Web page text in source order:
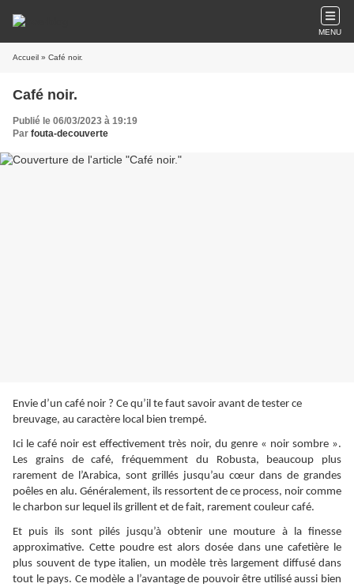
MENU
Accueil » Café noir.
Café noir.
Publié le 06/03/2023 à 19:19
Par fouta-decouverte
Envie d’un café noir ? Ce qu’il te faut savoir avant de tester ce
breuvage, au caractère local bien trempé.
Ici le café noir est effectivement très noir, du genre « noir sombre ».
Les grains de café, fréquemment du Robusta, beaucoup plus
rarement de l’Arabica, sont grillés jusqu’au cœur dans de grandes
poêles en alu. Généralement, ils ressortent de ce process, noir comme
le charbon sur lequel ils grillent et de fait, rarement couleur café.
Et puis ils sont pilés jusqu’à obtenir une mouture à la finesse
approximative. Cette poudre est alors dosée dans une cafetière le
plus souvent de type italien, un modèle très largement diffusé dans
tout le pays. Ce modèle a l’avantage de pouvoir être utilisé aussi bien